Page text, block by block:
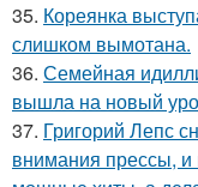
35. Кореянка
слишком вымотана.
36. Семейная
вышла на новый
37. Григорий Лепс
внимания прессы, и